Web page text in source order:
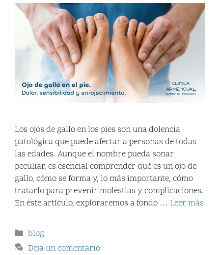
Los ojos de gallo en los pies son una dolencia
patológica que puede afectar a personas de todas
las edades. Aunque el nombre pueda sonar
peculiar, es esencial comprender qué es un ojo de
gallo, cómo se forma y, lo más importante, cómo
tratarlo para prevenir molestias y complicaciones.
En este artículo, exploraremos a fondo … Leer más
blog
Deja un comentario